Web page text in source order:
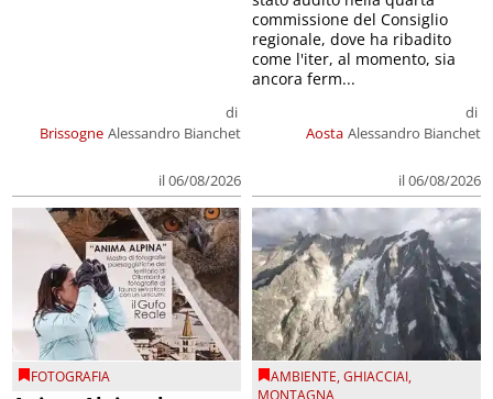
Brissogne
di
Alessandro Bianchet
il 06/08/2026
Aosta
di
Alessandro Bianchet
il 06/08/2026
commissione del Consiglio
regionale, dove ha ribadito
come l'iter, al momento, sia
ancora ferm...
FOTOGRAFIA AMBIENTE,GHIACCIAI,
MONTAGNA